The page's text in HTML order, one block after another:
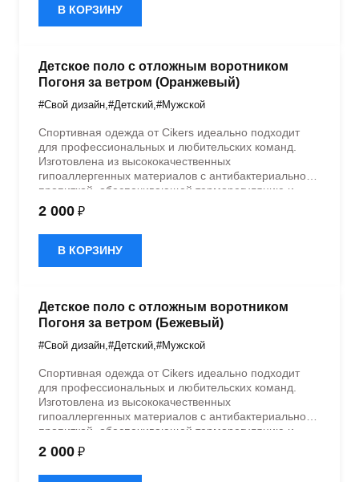
В КОРЗИНУ
Детское поло с отложным воротником
Погоня за ветром (Оранжевый)
#Свой дизайн #Детский #Мужской
Спортивная одежда от Cikers идеально подходит
для профессиональных и любительских команд.
Изготовлена из высококачественных
гипоаллергенных материалов с антибактериальной
пропиткой, обеспечивающей терморегуляцию и
быстрое влагоотведение. Одежда обладает
эластичностью в 5 направлениях и стильным
дизайном.
2 000 ₽
В КОРЗИНУ
Детское поло с отложным воротником
Погоня за ветром (Бежевый)
#Свой дизайн #Детский #Мужской
Спортивная одежда от Cikers идеально подходит
для профессиональных и любительских команд.
Изготовлена из высококачественных
гипоаллергенных материалов с антибактериальной
пропиткой, обеспечивающей терморегуляцию и
быстрое влагоотведение. Одежда обладает
эластичностью в 5 направлениях и стильным
дизайном.
2 000 ₽